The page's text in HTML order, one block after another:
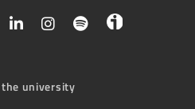
university